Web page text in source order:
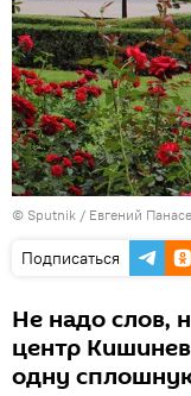
© Sputnik / Евгений
Подписаться
Не надо слов,
центр
одну